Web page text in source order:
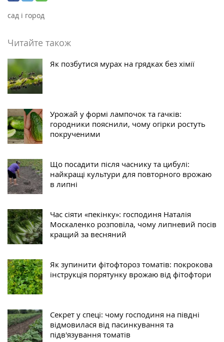
сад і город
Читайте також
Як позбутися мурах на грядках без хімії
Урожай у формі лампочок та гачків:
городники пояснили, чому огірки ростуть
покрученими
Що посадити після часнику та цибулі:
найкращі культури для повторного врожаю
в липні
Час сіяти «пекінку»: господиня Наталія
Москаленко розповіла, чому липневий посів
кращий за весняний
Як зупинити фітофтороз томатів: покрокова
інструкція порятунку врожаю від фітофтори
Секрет у спеці: чому господиня на півдні
відмовилася від пасинкування та
підв'язування томатів